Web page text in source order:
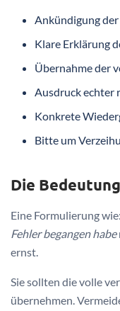
Ankündigung
Klare Erklärung
Übernahme der
Ausdruck echter
Konkrete
Bitte um
Die
Eine Formulierung wie:
Fehler begangen habe
ernst.
Sie sollten die volle
übernehmen.